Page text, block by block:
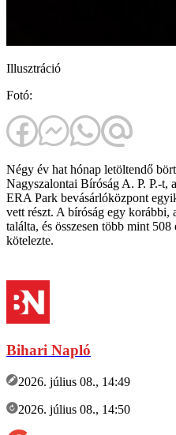
Illusztráció
Fotó:
Négy év hat hónap letöltendő
Nagyszalontai Bíróság A. P. P.-t,
ERA Park bevásárlóközpont
vett részt. A bíróság egy korábbi,
találta, és összesen több mint
kötelezte.
Bihari Napló
2026. július 08., 14:49
2026. július 08., 14:50